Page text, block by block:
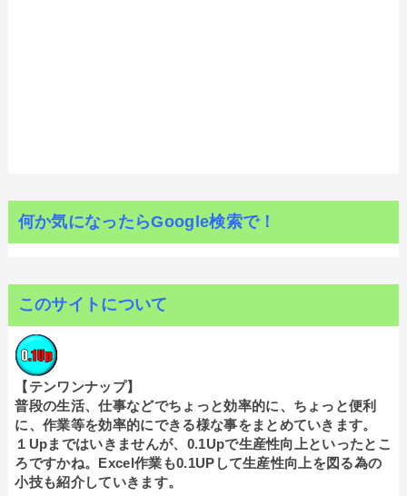
何か気になったらGoogle検索で！
このサイトについて
【テンワンナップ】
普段の生活、仕事などでちょっと効率的に、ちょっと便利
に、作業等を効率的にできる様な事をまとめていきます。
１Upまではいきませんが、0.1Upで生産性向上といったとこ
ろですかね。Excel作業も0.1UPして生産性向上を図る為の
小技も紹介していきます。